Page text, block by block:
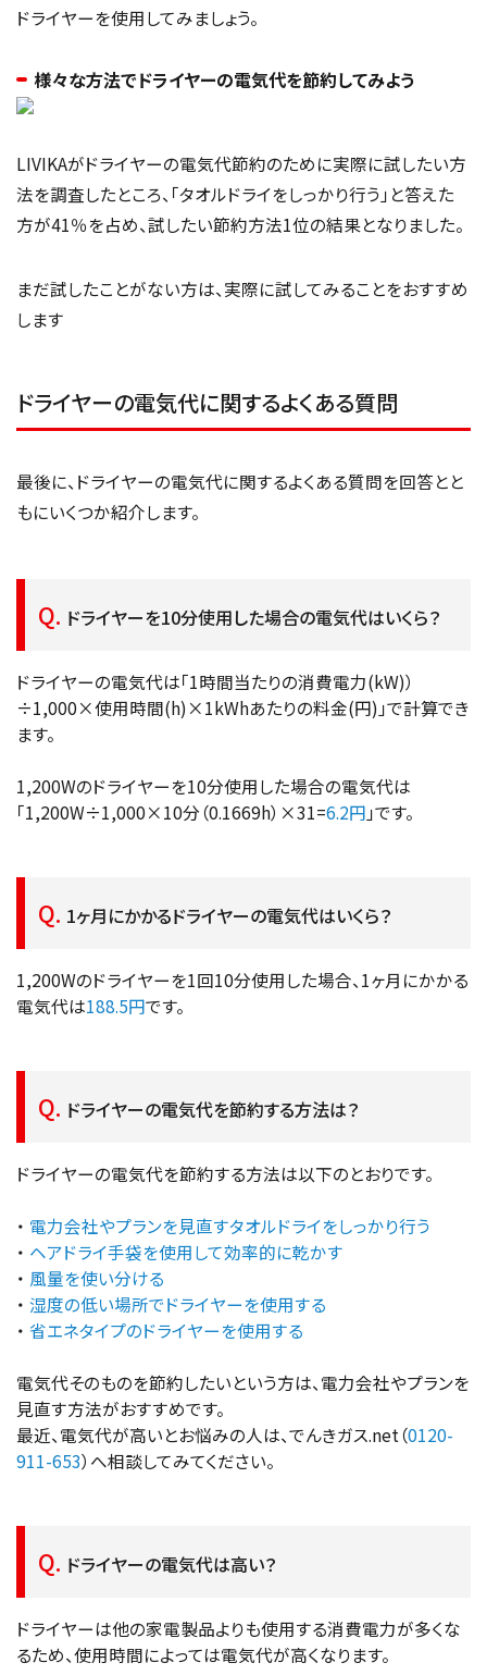
ドライヤーを使用してみましょう。
様々な方法でドライヤーの電気代を節約してみよう
LIVIKAがドライヤーの電気代節約のために実際に試したい方
法を調査したところ、「タオルドライをしっかり行う」と答えた
方が41％を占め、試したい節約方法1位の結果となりました。
まだ試したことがない方は、実際に試してみることをおすすめ
します
ドライヤーの電気代に関するよくある質問
最後に、ドライヤーの電気代に関するよくある質問を回答とと
もにいくつか紹介します。
ドライヤーを10分使用した場合の電気代はいくら？
ドライヤーの電気代は「1時間当たりの消費電力(kW)）
÷1,000×使用時間(h)×1kWhあたりの料金(円)」で計算でき
ます。
1,200Wのドライヤーを10分使用した場合の電気代は
「1,200W÷1,000×10分（0.1669h）×31=6.2円 」です。
1ヶ月にかかるドライヤーの電気代はいくら？
1,200Wのドライヤーを1回10分使用した場合、1ヶ月にかかる
電気代は188.5円です。
ドライヤーの電気代を節約する方法は？
ドライヤーの電気代を節約する方法は以下のとおりです。
・ 電力会社やプランを見直すタオルドライをしっかり行う
・ ヘアドライ手袋を使用して効率的に乾かす
・ 風量を使い分ける
・ 湿度の低い場所でドライヤーを使用する
・ 省エネタイプのドライヤーを使用する
電気代そのものを節約したいという方は、電力会社やプランを
見直す方法がおすすめです。
最近、電気代が高いとお悩みの人は、でんきガス.net（0120-
911-653）へ相談してみてください。
ドライヤーの電気代は高い？
ドライヤーは他の家電製品よりも使用する消費電力が多くな
るため、使用時間によっては電気代が高くなります。